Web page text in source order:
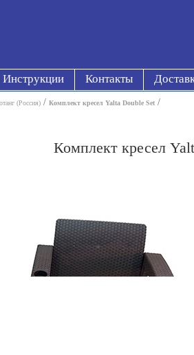
Инструкции Контакты
(Россия) / Комплект кресел Yalta Double Set /
Комплект кресел